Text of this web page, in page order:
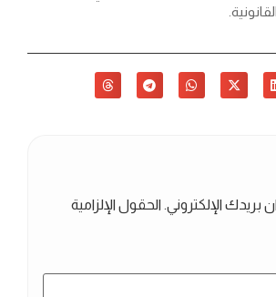
بريدك الإلكتروني. الحقول الإلزامية